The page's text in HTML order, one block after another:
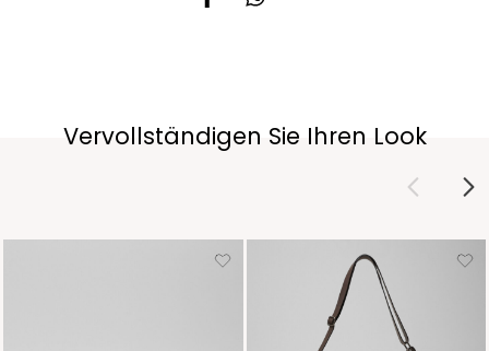
Vervollständigen Sie Ihren Look